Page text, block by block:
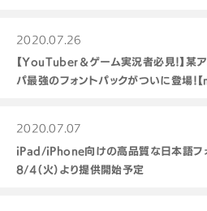
2020.07.26
【YouTuber＆ゲーム実況者必見！】某
パ最強のフォントパックがついに登場！
2020.07.07
iPad/iPhone向けの高品質な日本語フォ
8/4（火）より提供開始予定